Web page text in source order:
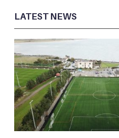
LATEST NEWS